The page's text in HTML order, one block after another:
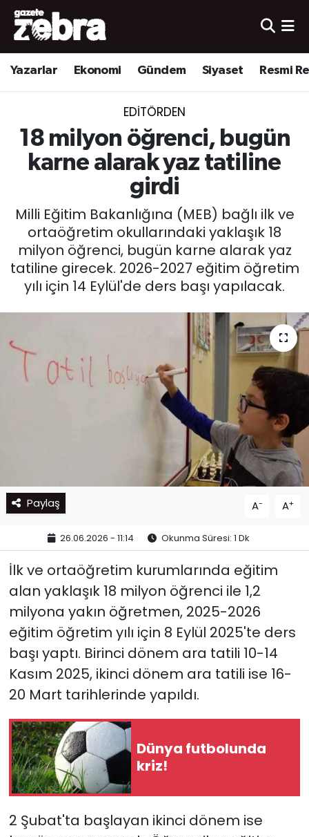
Yazarlar Ekonomi Gündem Siyaset Resmi
EDITÖRDEN
18 milyon öğrenci, bugün
karne alarak yaz tatiline
girdi
Milli Eğitim Bakanlığına (MEB) bağlı ilk ve
ortaöğretim okullarındaki yaklaşık 18
milyon öğrenci, bugün karne alarak yaz
tatiline girecek. 2026-2027 eğitim öğretim
yılı için 14 Eylül'de ders başı yapılacak.
Paylaş A- A+
26.06.2026 - 11:14 Okunma Süresi: 1 Dk
İlk ve ortaöğretim kurumlarında eğitim
alan yaklaşık 18 milyon öğrenci ile 1,2
milyona yakın öğretmen, 2025-2026
eğitim öğretim yılı için 8 Eylül 2025'te ders
başı yaptı. Birinci dönem ara tatili 10-14
Kasım 2025, ikinci dönem ara tatili ise 16-
20 Mart tarihlerinde yapıldı.
Dünya futbolunda
kriz!
2 Şubat'ta başlayan ikinci dönem ise
Yazarlar
Ekonomi
Yerel
Nöbetçi Eczaneler
Hava Durumu
Süper Lig Puan Durumu ve Fikstür
Son Dakika Haberleri
Haber Arşivi